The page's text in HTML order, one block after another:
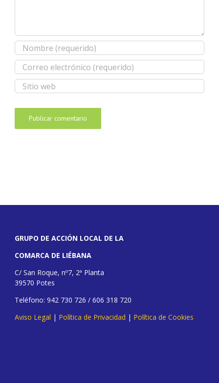
GRUPO DE ACCIÓN LOCAL DE LA
COMARCA DE LIÉBANA
C/ San Roque, nº7, 2ª Planta
39570 Potes
Teléfono: 942 730 726 / 606 318 720
Aviso Legal | Política de Privacidad | Política de Cookies